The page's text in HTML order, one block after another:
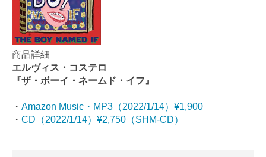
商品詳細
エルヴィス・コステロ
『ザ・ボーイ・ネームド・イフ』
・ Amazon Music・MP3（2022/1/14）¥1,900
・ CD（2022/1/14）¥2,750（SHM-CD）